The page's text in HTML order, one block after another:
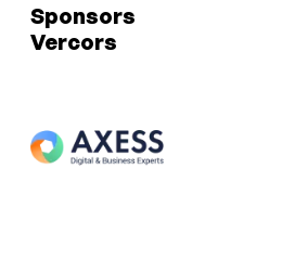
Sponsors
Vercors